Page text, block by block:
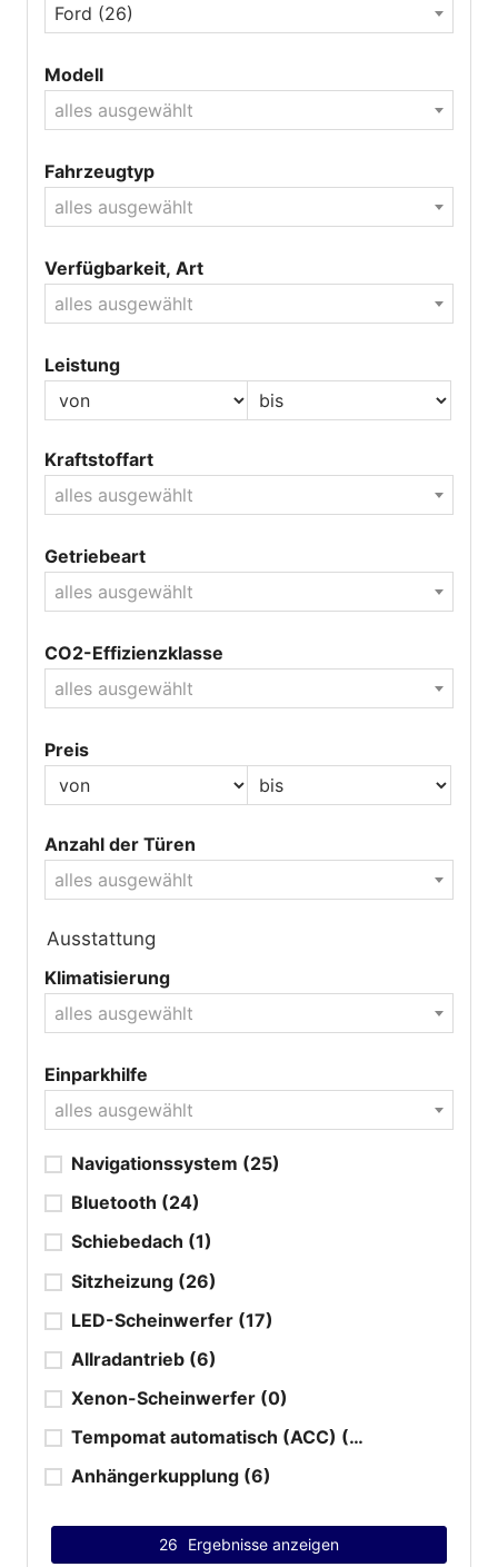
Ford (26)
Modell
alles ausgewählt
Fahrzeugtyp
alles ausgewählt
Verfügbarkeit, Art
alles ausgewählt
Leistung
Kraftstoffart
alles ausgewählt
Getriebeart
alles ausgewählt
CO2-Effizienzklasse
alles ausgewählt
Preis
Anzahl der Türen
alles ausgewählt
Ausstattung
Klimatisierung
alles ausgewählt
Einparkhilfe
alles ausgewählt
Navigationssystem (25)
Bluetooth (24)
Schiebedach (1)
Sitzheizung (26)
LED-Scheinwerfer (17)
Allradantrieb (6)
Xenon-Scheinwerfer (0)
Tempomat automatisch (ACC) (10)
Anhängerkupplung (6)
26 Ergebnisse anzeigen